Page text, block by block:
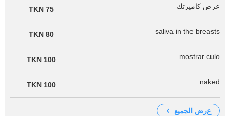
عرض كاميرتك 75 TKN
saliva in the breasts
80 TKN
mostrar culo
100 TKN
naked
100 TKN
عرض الجميع